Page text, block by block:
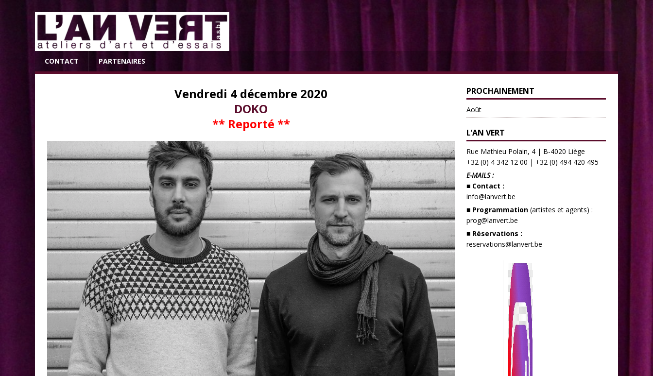
CONTACT PARTENAIRES
Vendredi 4 décembre 2020
DOKO
** Reporté **
PROCHAINEMENT
Août
L’AN VERT
Rue Mathieu Polain, 4 | B-4020 Liège
+32 (0) 4 342 12 00 | +32 (0) 494 420 495
E-MAILS :
■ Contact :
info@lanvert.be
■ Programmation(artistes et agents) :
prog@lanvert.be
■ Réservations :
reservations@lanvert.be